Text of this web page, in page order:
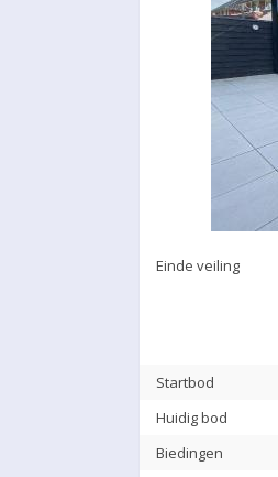
Einde veiling
Startbod
Huidig bod
Biedingen